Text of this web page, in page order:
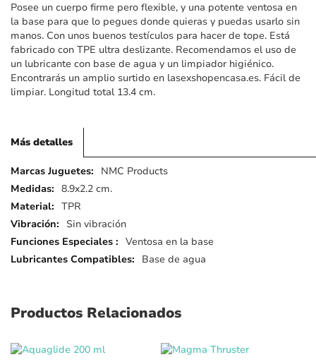
Posee un cuerpo firme pero flexible, y una potente ventosa en
la base para que lo pegues donde quieras y puedas usarlo sin
manos. Con unos buenos testículos para hacer de tope. Está
fabricado con TPE ultra deslizante. Recomendamos el uso de
un lubricante con base de agua y un limpiador higiénico.
Encontrarás un amplio surtido en lasexshopencasa.es. Fácil de
limpiar. Longitud total 13.4 cm.
Más detalles
Más
detalles
NMC Products
8.9x2.2 cm.
TPR
Sin vibración
Ventosa en la base
Base de agua
Productos Relacionados